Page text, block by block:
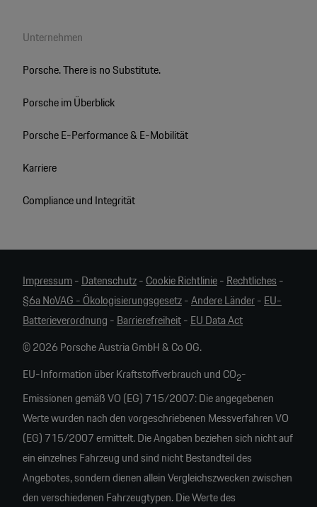
Unternehmen
Porsche. There is no Substitute.
Porsche im Überblick
Porsche E-Performance & E-Mobilität
Karriere
Compliance und Integrität
Impressum-Datenschutz-Cookie Richtlinie-Rechtliches-
§6a NoVAG - Ökologisierungsgesetz-Andere Länder-EU-
Batterieverordnung -Barrierefreiheit-EU Data Act
© 2026 Porsche Austria GmbH & Co OG.
EU-Information über Kraftstoffverbrauch und CO2-
Emissionen gemäß VO (EG) 715/2007: Die angegebenen
Werte wurden nach den vorgeschriebenen Messverfahren VO
(EG) 715/2007 ermittelt. Die Angaben beziehen sich nicht auf
ein einzelnes Fahrzeug und sind nicht Bestandteil des
Angebotes, sondern dienen allein Vergleichszwecken zwischen
den verschiedenen Fahrzeugtypen. Die Werte des